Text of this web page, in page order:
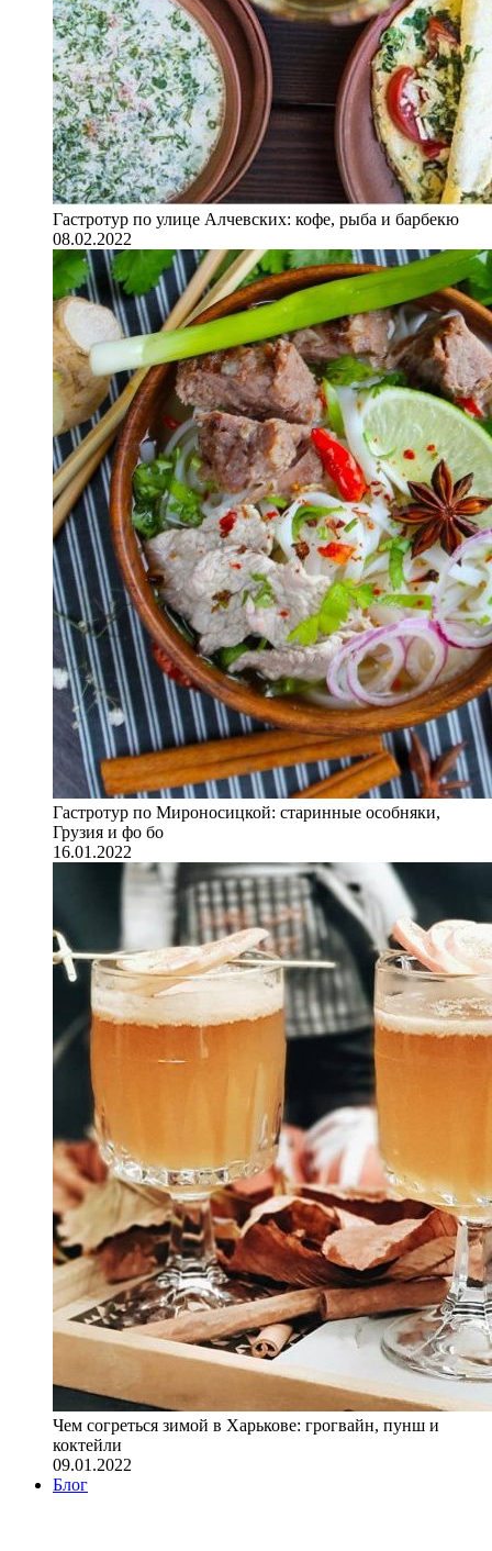
Гастротур по улице Алчевских: кофе, рыба и барбекю
08.02.2022
Гастротур по Мироносицкой: старинные особняки,
Грузия и фо бо
16.01.2022
Чем согреться зимой в Харькове: грогвайн, пунш и
коктейли
09.01.2022
Блог